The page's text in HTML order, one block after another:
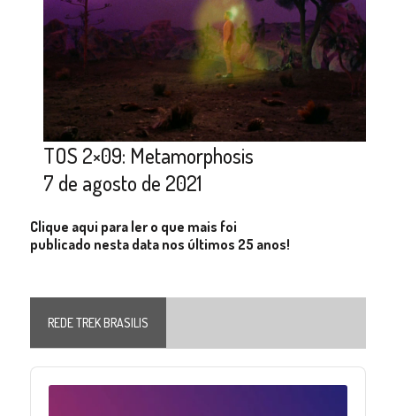
TOS 2×09: Metamorphosis
7 de agosto de 2021
Clique aqui para ler o que mais foi
publicado nesta data nos últimos 25 anos!
REDE TREK BRASILIS
Audio
Player